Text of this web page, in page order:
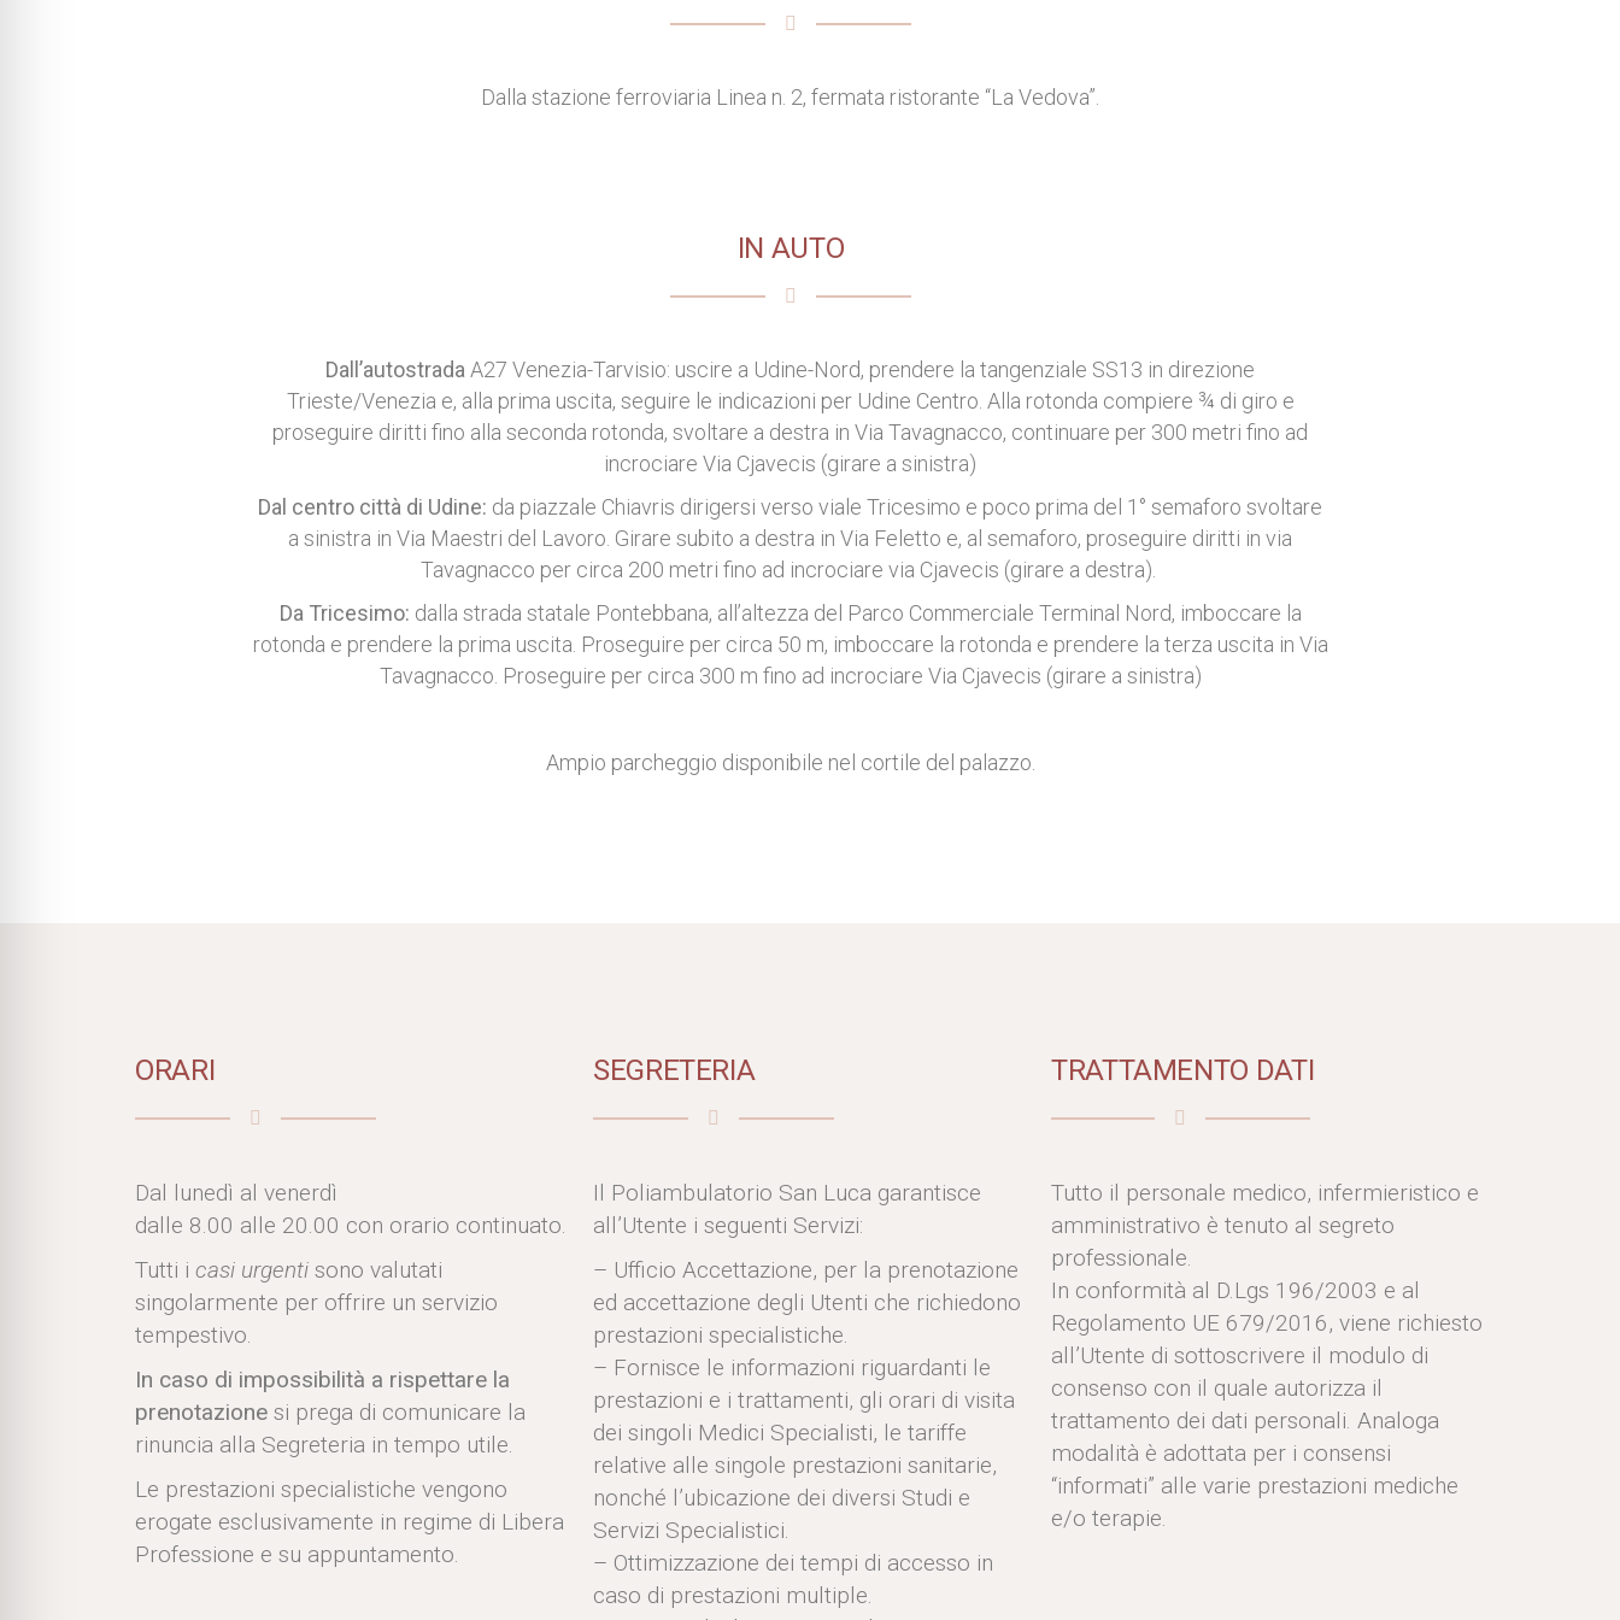
Dalla stazione ferroviaria Linea n. 2, fermata ristorante “La Vedova”.
IN AUTO
Dall’autostrada A27 Venezia-Tarvisio: uscire a Udine-Nord, prendere la tangenziale SS13 in direzione
Trieste/Venezia e, alla prima uscita, seguire le indicazioni per Udine Centro. Alla rotonda compiere ¾ di giro e
proseguire diritti fino alla seconda rotonda, svoltare a destra in Via Tavagnacco, continuare per 300 metrifino ad
incrociareVia Cjavecis (girare a sinistra)
Dal centro città di Udine: da piazzale Chiavris dirigersi verso viale Tricesimo e poco prima del 1° semaforo svoltare
a sinistra in Via Maestri del Lavoro. Girare subito a destra in Via Feletto e, al semaforo, proseguire diritti in via
Tavagnacco per circa 200 metri fino ad incrociare via Cjavecis (girare a destra).
Da Tricesimo: dalla strada statale Pontebbana, all’altezza del Parco Commerciale Terminal Nord, imboccare la
rotonda e prendere la prima uscita. Proseguire per circa 50 m, imboccare la rotonda e prendere la terza uscita in Via
Tavagnacco. Proseguire per circa 300 m fino ad incrociare Via Cjavecis (girare a sinistra)
Ampio parcheggio disponibile nel cortile del palazzo.
ORARI
Dal lunedì al venerdì
dalle 8.00 alle 20.00 con orario continuato.
Tutti i casi urgenti sono valutati
singolarmente per offrire un servizio
tempestivo.
In caso di impossibilità a rispettare la
prenotazione si prega di comunicare la
rinuncia alla Segreteria in tempo utile.
Le prestazioni specialistiche vengono
erogate esclusivamente in regime di Libera
Professione e su appuntamento.
SEGRETERIA
Il Poliambulatorio San Luca garantisce
all’Utente i seguenti Servizi:
– Ufficio Accettazione, per la prenotazione
ed accettazione degli Utenti che richiedono
prestazioni specialistiche.
– Fornisce le informazioni riguardanti le
prestazioni e i trattamenti, gli orari di visita
dei singoli Medici Specialisti, le tariffe
relative alle singole prestazioni sanitarie,
nonché l’ubicazione dei diversi Studi e
Servizi Specialistici.
– Ottimizzazione dei tempi di accesso in
caso di prestazioni multiple.
TRATTAMENTO DATI
Tutto il personale medico, infermieristico e
amministrativo è tenuto al segreto
professionale.
In conformità al D.Lgs 196/2003 e al
Regolamento UE 679/2016, viene richiesto
all’Utente di sottoscrivere il modulo di
consenso con il quale autorizza il
trattamento dei dati personali. Analoga
modalità è adottata per i consensi
“informati” alle varie prestazioni mediche
e/o terapie.